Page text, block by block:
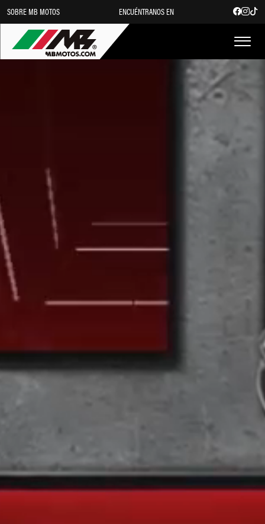
SOBRE MB MOTOS ENCUÉNTRANOS EN